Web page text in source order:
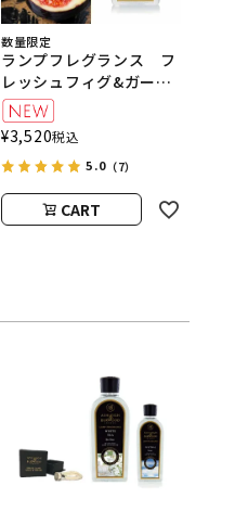
数量限定
ランプフレグランス フ
レッシュフィグ&ガーデ
ニア 500ml フレグラ
ンスランプ用オイル
ASHLEIGH&BURWOOD
（アシュレイアンドバー
ウッド）
¥3,520税込
5.0（7）
CART